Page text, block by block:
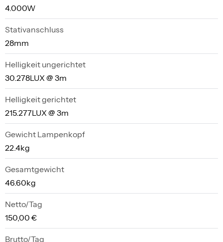
4.000W
Stativanschluss
28mm
Helligkeit ungerichtet
30.278LUX @ 3m
Helligkeit gerichtet
215.277LUX @ 3m
Gewicht Lampenkopf
22.4kg
Gesamtgewicht
46.60kg
Netto/Tag
150,00 €
Brutto/Tag